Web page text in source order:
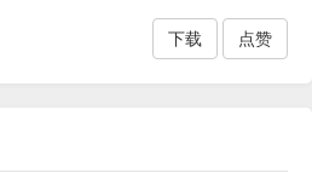
下载 点赞